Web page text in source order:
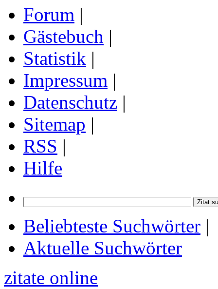
Forum |
Gästebuch |
Statistik |
Impressum |
Datenschutz |
Sitemap |
RSS |
Hilfe
Beliebteste Suchwörter |
Aktuelle Suchwörter
zitate online